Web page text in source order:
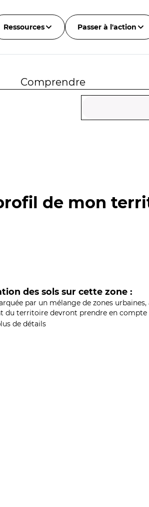
Ressources Passer à l'action
Comprendre
de mon
des sols sur cette zone :
par un mélange de zones
territoire devront prendre en compte
de détails